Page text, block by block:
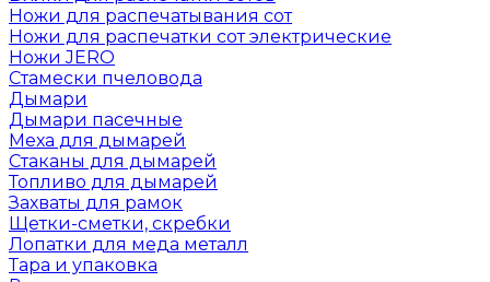
Ножи для распечатывания сот
Ножи для распечатки сот электрические
Ножи JERO
Стамески пчеловода
Дымари
Дымари пасечные
Меха для дымарей
Стаканы для дымарей
Топливо для дымарей
Захваты для рамок
Щетки-сметки, скребки
Лопатки для меда металл
Тара и упаковка